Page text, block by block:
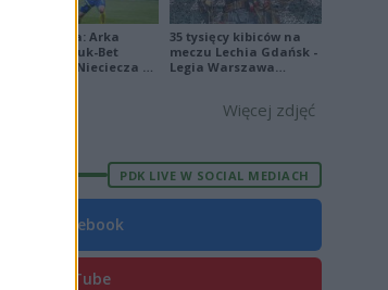
Ekstraklasa: Arka
Gdynia - Bruk-Bet
Termalica Nieciecza 2-
35 tysięcy kibiców na
meczu Lechia Gdańsk -
Legia Warszawa
Więcej zdjęć
PDK LIVE W SOCIAL MEDIACH
Facebook
YouTube